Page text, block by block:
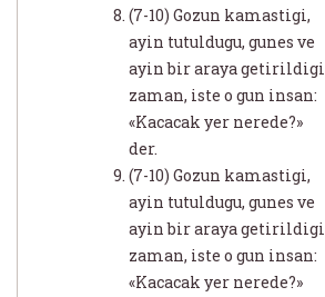
(7-10) Gozun kamastigi,
ayin tutuldugu, gunes ve
ayin bir araya getirildigi
zaman, iste o gun insan:
«Kacacak yer nerede?»
der.
(7-10) Gozun kamastigi,
ayin tutuldugu, gunes ve
ayin bir araya getirildigi
zaman, iste o gun insan:
«Kacacak yer nerede?»